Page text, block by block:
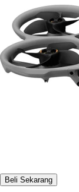
Beli Sekarang